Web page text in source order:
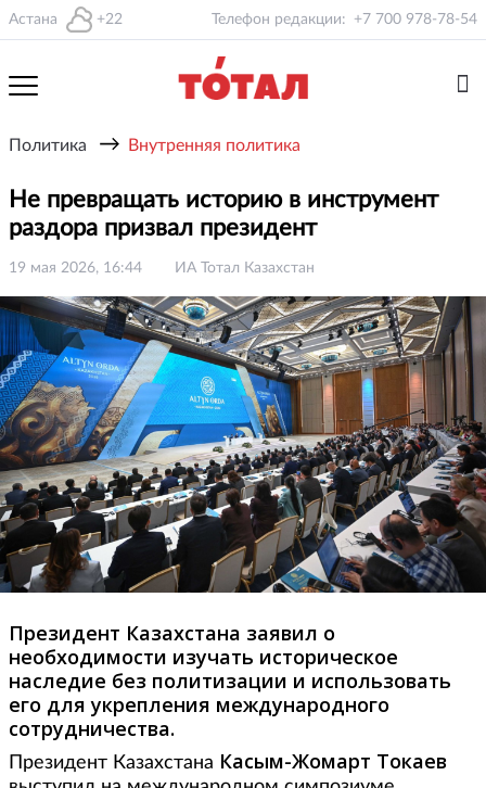
Астана +22 Телефон редакции: +7 700 978-78-54
Политика → Внутренняя политика
Не превращать историю в инструмент
раздора призвал президент
19 мая 2026, 16:44 ИА Тотал Казахстан
Президент Казахстана заявил о
необходимости изучать историческое
наследие без политизации и использовать
его для укрепления международного
сотрудничества.
Президент Казахстана Касым-Жомарт Токаев